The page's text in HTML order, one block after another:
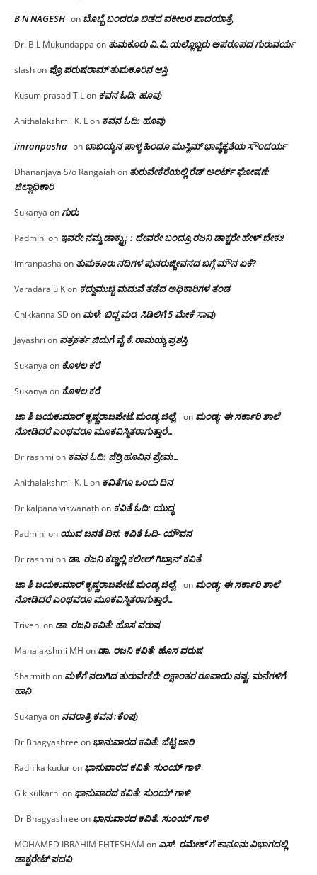
B N NAGESH on ಬೊಬ್ಬೆ ಬಂದರೂ ಬಿಡದ ವಕೀಲರ ಪಾದಯಾತ್ರೆ
Dr. B L Mukundappa on ತುಮಕೂರು‌ ವಿ.ವಿ.ಯಲ್ಲೊಬ್ಬರು ಅಪರೂಪದ ಗುರುವರ್ಯ
slashon ಪ್ರೊ.ಪರುಷರಾಮ್ ತುಮಕೂರಿನ ಆಸ್ತಿ
Kusum prasad T.Lon ಕವನ ಓದಿ: ಹೂವು
Anithalakshmi. K. Lon ಕವನ ಓದಿ: ಹೂವು
imranpasha on ಬಾಬಯ್ಯನ ಪಾಳ್ಯ ಹಿಂದೂ ಮುಸ್ಲಿಮ್ ಭಾವೈಕ್ಯತೆಯ ಸೌಂದರ್ಯ
Dhananjaya S/o Rangaiahon ತುರುವೇಕೆರೆಯಲ್ಲಿ ರೆಡ್ ಅಲರ್ಟ್ ಘೋಷಣೆ:
ಜಿಲ್ಲಾಧಿಕಾರಿ
Sukanya onಗುರು
Padmini on ಇವರೇ ನಮ್ಮ ಡಾಕ್ಟ್ರು; : ದೇವರೇ ಬಂದ್ರೂ ರಜನಿ ಡಾಕ್ಟರೇ ಹೇಳ್ ಬೇಕು!
imranpasha on ತುಮಕೂರು ನದಿಗಳ ಪುನರುಜ್ಜೀವನದ ಬಗ್ಗೆ ಮೌನ ಏಕೆ?
Varadaraju Kon ಕದ್ದುಮುಚ್ಚಿ ಮದುವೆ ತಡೆದ ಅಧಿಕಾರಿಗಳ ತಂಡ
Chikkanna SD on ಮಳೆ: ಬಿದ್ದ ಮರ, ಸಿಡಿಲಿಗೆ 5 ಮೇಕೆ ಸಾವು
Jayashri on ಪತ್ರಕರ್ತ ಚಿದುಗೆ ವೈ.ಕೆ.ರಾಮಯ್ಯ ಪ್ರಶಸ್ತಿ
Sukanya on ಕೊಳಲ ಕರೆ
Sukanya on ಕೊಳಲ ಕರೆ
ಚಾ ಶಿ ಜಯಕುಮಾರ್ ಕೃಷ್ಣರಾಜಪೇಟೆ.ಮಂಡ್ಯ ಜಿಲ್ಲೆ. on ಮಂಡ್ಯ: ಈ ಸರ್ಕಾರಿ ಶಾಲೆ
ನೋಡಿದರೆ ಎಂಥವರೂ ಮೂಕವಿಸ್ಮಿತರಾಗುತ್ತಾರೆ…
Dr rashmi on ಕವನ ಓದಿ: ಚೆರ್ರಿ ಹೂವಿನ ಪ್ರೇಮ…
Anithalakshmi. K. Lon ಕವಿತೆಗೂ ಒಂದು ದಿನ
Dr kalpana viswanathon ಕವಿತೆ ಓದಿ: ಯುದ್ಧ
Padmini on ಯುವ ಜನತೆ ದಿನ: ಕವಿತೆ ಓದಿ- ಯೌವನ
Dr rashmi on ಡಾ. ರಜನಿ‌ ಕಣ್ಣಲ್ಲಿ ಕಲೀಲ್ ಗಿಬ್ರಾನ್ ಕವಿತೆ
ಚಾ ಶಿ ಜಯಕುಮಾರ್ ಕೃಷ್ಣರಾಜಪೇಟೆ.ಮಂಡ್ಯ ಜಿಲ್ಲೆ. on ಮಂಡ್ಯ: ಈ ಸರ್ಕಾರಿ ಶಾಲೆ
ನೋಡಿದರೆ ಎಂಥವರೂ ಮೂಕವಿಸ್ಮಿತರಾಗುತ್ತಾರೆ…
Triveni on ಡಾ. ರಜನಿ ಕವಿತೆ: ಹೊಸ ವರುಷ
Mahalakshmi MH on ಡಾ. ರಜನಿ ಕವಿತೆ: ಹೊಸ ವರುಷ
Sharmithon ಮಳೆಗೆ ನಲುಗಿದ ತುರುವೇಕೆರೆ: ಲಕ್ಷಾಂತರ ರೂಪಾಯಿ ನಷ್ಟ, ಮನೆಗಳಿಗೆ
ಹಾನಿ
Sukanya on ನವರಾತ್ರಿ ಕವನ :ಕೆಂಪು
Dr Bhagyashree on ಭಾನುವಾರದ ಕವಿತೆ: ಬೆಟ್ಟ ಜಾರಿ
Radhika kuduron ಭಾನುವಾರದ ಕವಿತೆ: ಸುಂಯ್ ಗಾಳಿ
G k kulkarni on ಭಾನುವಾರದ ಕವಿತೆ: ಸುಂಯ್ ಗಾಳಿ
Dr Bhagyashree on ಭಾನುವಾರದ ಕವಿತೆ: ಸುಂಯ್ ಗಾಳಿ
MOHAMED IBRAHIM EHTESHAM on ಎಸ್. ರಮೇಶ್ ಗೆ ಕಾನೂನು ವಿಭಾಗದಲ್ಲಿ
ಡಾಕ್ಟರೇಟ್ ಪದವಿ